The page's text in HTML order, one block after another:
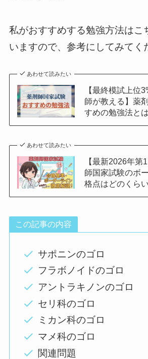
私がおすすめする勉強方法はこ
いますので、参考にしてみてく
あわせて読みたい
【最終模試上位
師が教える】薬
すめの勉強法と
あわせて読みたい
【最新2026年第
師国家試験のボ
格点はどのくら
この記事の内容
サポニンのゴロ
フラボノイドのゴロ
アントラキノンのゴロ
セリ科のゴロ
ミカン科のゴロ
マメ科のゴロ
関連問題